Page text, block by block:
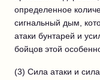
определенное
сигнальный дым,
атаки бунтарей и
бойцов этой
(3) Сила атаки и